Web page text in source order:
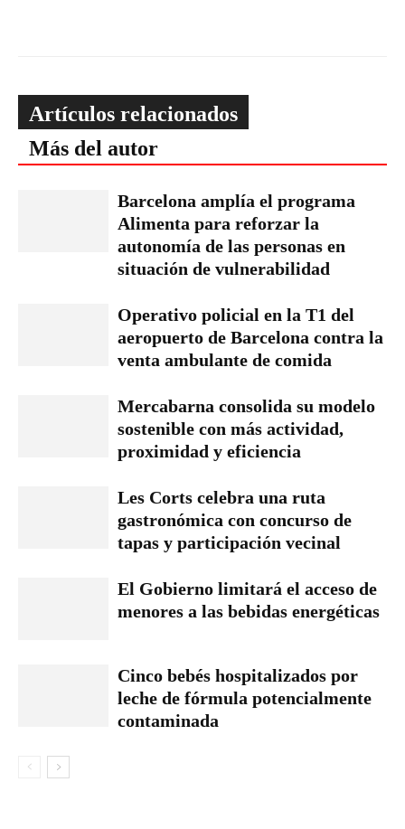
Artículos relacionados
Más del autor
Barcelona amplía el programa
Alimenta para reforzar la
autonomía de las personas en
situación de vulnerabilidad
Operativo policial en la T1 del
aeropuerto de Barcelona contra la
venta ambulante de comida
Mercabarna consolida su modelo
sostenible con más actividad,
proximidad y eficiencia
Les Corts celebra una ruta
gastronómica con concurso de
tapas y participación vecinal
El Gobierno limitará el acceso de
menores a las bebidas energéticas
Cinco bebés hospitalizados por
leche de fórmula potencialmente
contaminada